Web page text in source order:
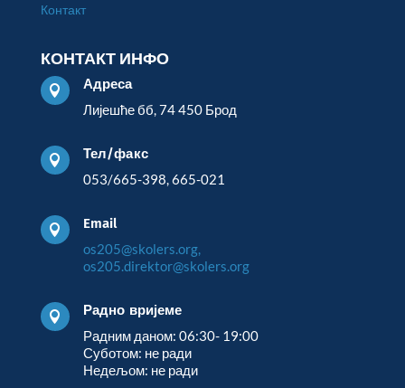
Контакт
КОНТАКТ ИНФО

Адреса
Лијешће бб, 74 450 Брод

Тел/факс
053/665-398, 665-021

Email
os205@skolers.org,
os205.direktor@skolers.org

Радно вријеме
Радним даном: 06:30- 19:00
Суботом: не ради
Недељом: не ради